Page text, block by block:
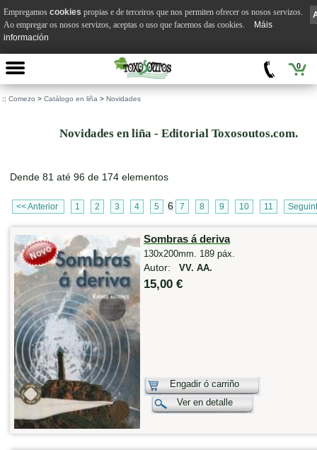
0
:: Comezo > Catálogo en liña > Novidades
Novidades en liña - Editorial Toxosoutos.com.
Dende 81 até 96 de 174 elementos
<< Anterior 1 2 3 4 5 6 7 8 9 10 11
Sombras á deriva
130x200mm. 189 páx.
Autor: VV. AA.
15,00 €
Engadir ó carriño
Ver en detalle
Empregamos cookies propias e de terceiros que nos permiten ofrecer os nosos servizos.
Ao empregar os nosos servizos, aceptas o uso que facemos das cookies.
Máis
información